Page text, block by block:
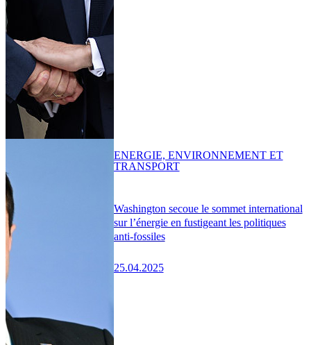
Washington secoue le sommet international
sur l’énergie en fustigeant les politiques
anti-fossiles
25.04.2025
ENERGIE, ENVIRONNEMENT ET
TRANSPORT